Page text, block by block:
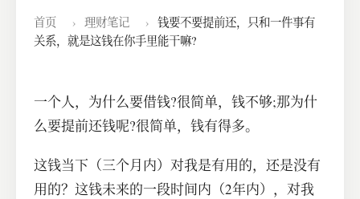
首页 › 理财笔记 ›
钱要不要提前还，只和一件事有
关系，就是这钱在你手里能干嘛?
一个人，为什么要借钱?很简单，钱不够;那为什
么要提前还钱呢?很简单，钱有得多。
这钱当下（三个月内）对我是有用的，还是没有
用的？这钱未来的一段时间内（2年内），对我